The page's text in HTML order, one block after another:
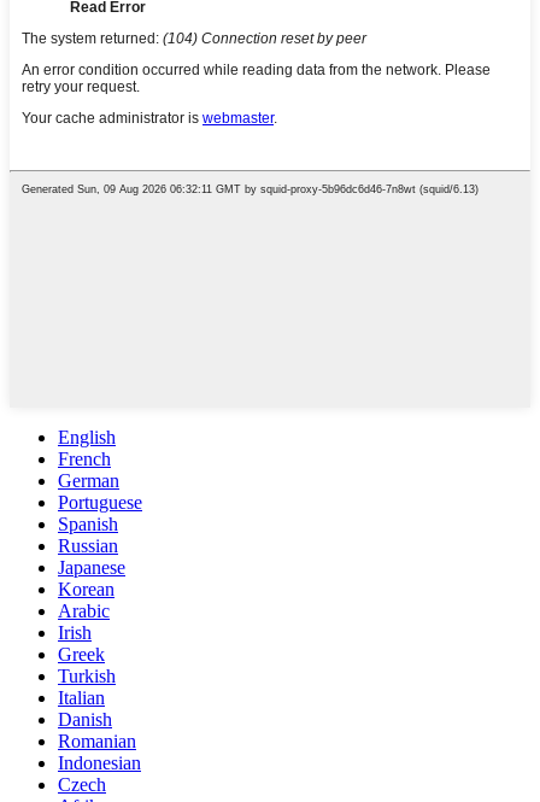
English
French
German
Portuguese
Spanish
Russian
Japanese
Korean
Arabic
Irish
Greek
Turkish
Italian
Danish
Romanian
Indonesian
Czech